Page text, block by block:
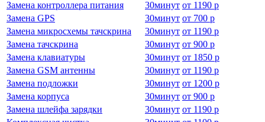
Замена контроллера питания
30минут от 1190 р
Замена GPS
30минут от 700 р
Замена микросхемы тачскрина
30минут от 1190 р
Замена тачскрина
30минут от 900 р
Замена клавиатуры
30минут от 1850 р
Замена GSM антенны
30минут от 1190 р
Замена подложки
30минут от 1200 р
Замена корпуса
30минут от 900 р
Замена шлейфа зарядки
30минут от 1190 р